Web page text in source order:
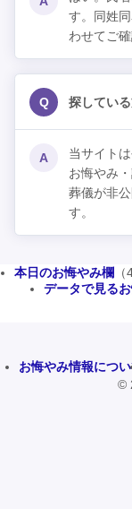
す。同姓
わせてご確
Q 探してい
A
当サイト
お悔やみ
葬儀が非
す。
本日のお悔やみ欄
データで見る
お悔やみ情報につ
©